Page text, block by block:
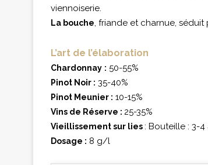
viennoiserie.
La bouche, friande et charnue, séduit
L’art de l’élaboration
Chardonnay : 50-55%
Pinot Noir : 35-40%
Pinot Meunier : 10-15%
Vins de Réserve : 25-35%
Vieillissement sur lies: Bouteille : 3-
Dosage : 8 g/l